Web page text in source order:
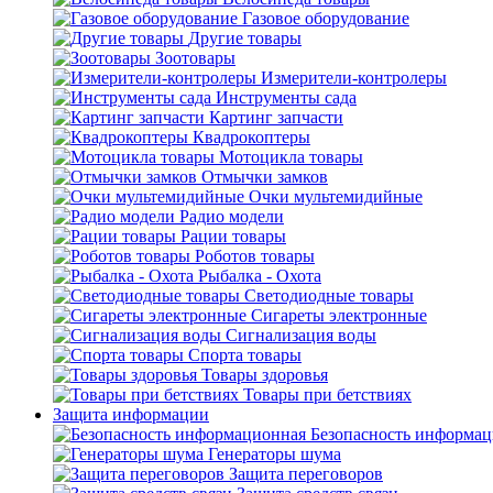
Газовое оборудование
Другие товары
Зоотовары
Измерители-контролеры
Инструменты сада
Картинг запчасти
Квадрокоптеры
Мотоцикла товары
Отмычки замков
Очки мультемидийные
Радио модели
Рации товары
Роботов товары
Рыбалка - Охота
Светодиодные товары
Сигареты электронные
Сигнализация воды
Спорта товары
Товары здоровья
Товары при бетствиях
Защита информации
Безопасность
Генераторы шума
Защита переговоров